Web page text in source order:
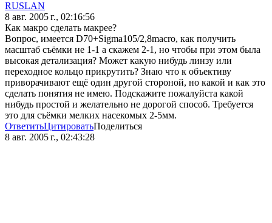
RUSLAN
8 авг. 2005 г., 02:16:56
Как макро сделать макрее?
Вопрос, имеется D70+Sigma105/2,8macro, как получить
масштаб съёмки не 1-1 а скажем 2-1, но чтобы при этом была
высокая детализация? Может какую нибудь линзу или
переходное кольцо прикрутить? Знаю что к объективу
приворачивают ещё один другой стороной, но какой и как это
сделать понятия не имею. Подскажите пожалуйста какой
нибудь простой и желательно не дорогой способ. Требуется
это для съёмки мелких насекомых 2-5мм.
ОтветитьЦитироватьПоделиться
8 авг. 2005 г., 02:43:28